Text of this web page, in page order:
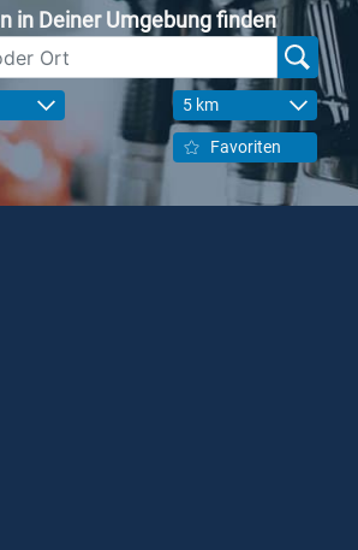
in Deiner Umgebung finden
5 km
Favoriten